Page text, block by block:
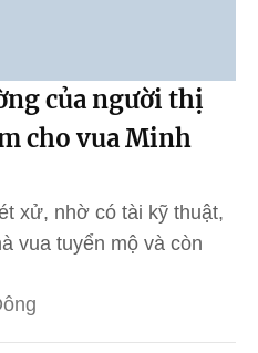
của người thị
cho vua Minh
xử, nhờ có tài kỹ thuật,
vua tuyển mộ và còn